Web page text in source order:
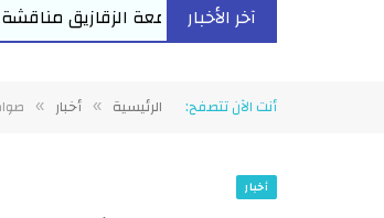
آخر الأخبار
الزقازيق مناقشة رسالة ماجستير للباحث
أنت الآن تتصفح: الرئيسية » أخبار »
أخبار